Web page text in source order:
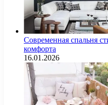
Современная спальня
комфорта
16.01.2026